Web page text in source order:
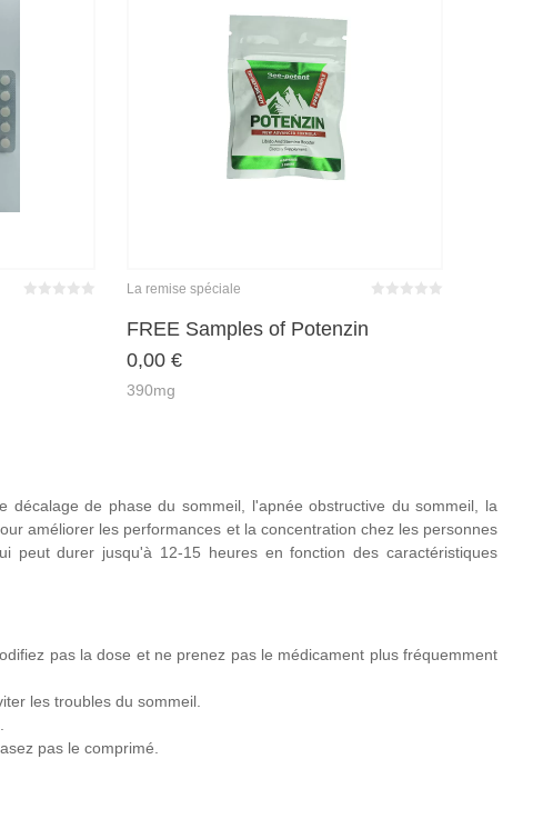
La remise spéciale
FREE Samples of Potenzin
0,00 €
390mg
de phase du sommeil, l'apnée obstructive du sommeil, la
améliorer les performances et la concentration chez les personnes
durer jusqu'à 12-15 heures en fonction des caractéristiques
pas la dose et ne prenez pas le médicament plus fréquemment
les troubles du sommeil.
pas le comprimé.